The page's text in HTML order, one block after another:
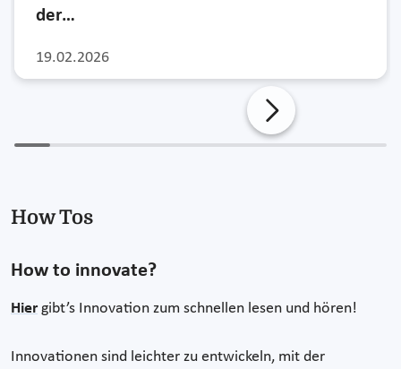
19.02.2026
der…
How Tos
How to innovate?
Hiergibt’s Innovation zum schnellen lesen und hören!
Innovationen sind leichter zu entwickeln, mit der